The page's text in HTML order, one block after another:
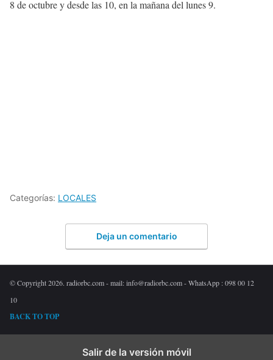
8 de octubre y desde las 10, en la mañana del lunes 9.
Categorías: LOCALES
Deja un comentario
© Copyright 2026. radiorbc.com - mail: info@radiorbc.com - WhatsApp : 098 00 12
10
BACK TO TOP
Salir de la versión móvil